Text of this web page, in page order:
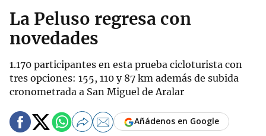
La Peluso regresa con
novedades
1.170 participantes en esta prueba cicloturista con
tres opciones: 155, 110 y 87 km además de subida
cronometrada a San Miguel de Aralar
Añádenos en Google